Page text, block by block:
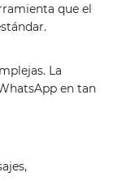
que el
La
en tan